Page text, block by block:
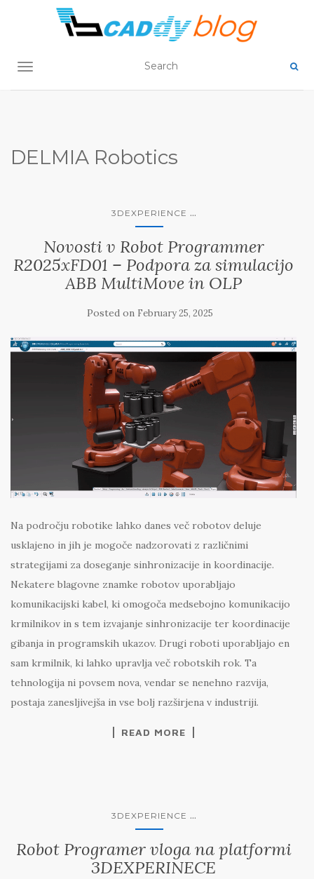
TOGGLE NAVIGATION
DELMIA Robotics
3DEXPERIENCE ...
Novosti v Robot Programmer
R2025xFD01 – Podpora za simulacijo
ABB MultiMove in OLP
Posted on February 25, 2025
Na področju robotike lahko danes več robotov deluje
usklajeno in jih je mogoče nadzorovati z različnimi
strategijami za doseganje sinhronizacije in koordinacije.
Nekatere blagovne znamke robotov uporabljajo
komunikacijski kabel, ki omogoča medsebojno komunikacijo
krmilnikov in s tem izvajanje sinhronizacije ter koordinacije
gibanja in programskih ukazov. Drugi roboti uporabljajo en
sam krmilnik, ki lahko upravlja več robotskih rok. Ta
tehnologija ni povsem nova, vendar se nenehno razvija,
postaja zanesljivejša in vse bolj razširjena v industriji.
READ MORE
3DEXPERIENCE ...
Robot Programer vloga na platformi
3DEXPERINECE